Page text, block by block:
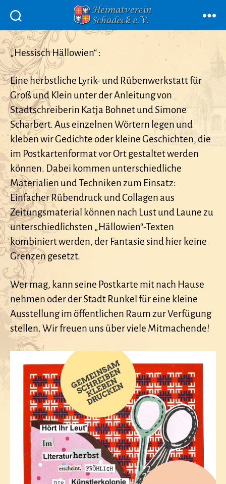
Heimatverein
Schadeck
„Hessisch Hällowien“ :
Eine herbstliche Lyrik- und Rübenwerkstatt für
Groß und Klein unter der Anleitung von
Stadtschreiberin Katja Bohnet und Simone
Scharbert. Aus einzelnen Wörtern legen und
kleben wir Gedichte oder kleine Geschichten, die
im Postkartenformat vor Ort gestaltet werden
können. Dabei kommen unterschiedliche
Materialien und Techniken zum Einsatz:
Einfacher Rübendruck und Collagen aus
Zeitungsmaterial können nach Lust und Laune zu
unterschiedlichsten „Hällowien“-Texten
kombiniert werden, der Fantasie sind hier keine
Grenzen gesetzt.
Wer mag, kann seine Postkarte mit nach Hause
nehmen oder der Stadt Runkel für eine kleine
Ausstellung im öffentlichen Raum zur Verfügung
stellen. Wir freuen uns über viele Mitmachende!